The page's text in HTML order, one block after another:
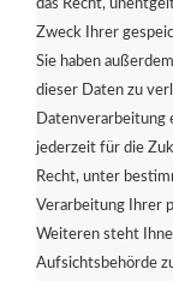
das Recht,
Zweck Ihrer
Sie haben
dieser Daten zu
Datenverarbeitung
jederzeit für die
Recht, unter
Verarbeitung Ihrer
Weiteren steht
Aufsichtsbehörde